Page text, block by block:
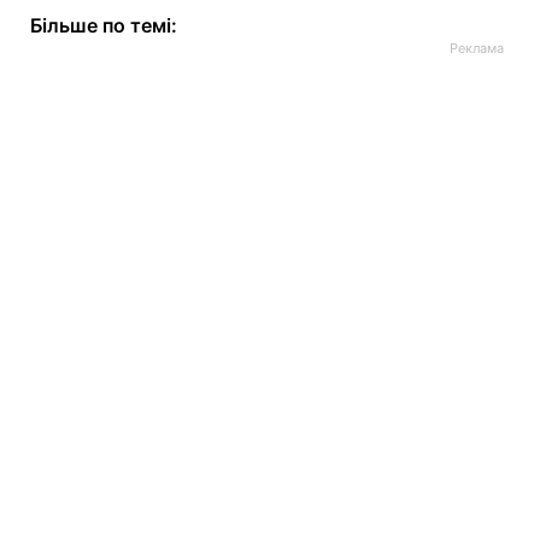
Більше по темі: